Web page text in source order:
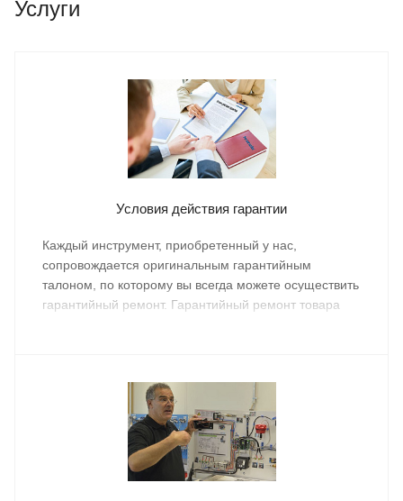
Услуги
Условия действия гарантии
Каждый инструмент, приобретенный у нас,
сопровождается оригинальным гарантийным
талоном, по которому вы всегда можете осуществить
гарантийный ремонт. Гарантийный ремонт товара